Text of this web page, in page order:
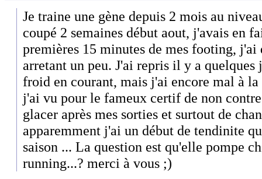
Je traine une gène depuis 2 mois au
coupé 2 semaines début aout, j'avais en
premières 15 minutes de mes footing, j'ai
arretant un peu. J'ai repris il y a quelques
froid en courant, mais j'ai encore mal à
j'ai vu pour le fameux certif de non
glacer après mes sorties et surtout de
apparemment j'ai un début de tendinite
saison ... La question est qu'elle pompe
running...? merci à vous ;)